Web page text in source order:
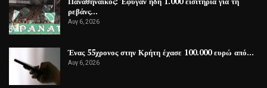
ρεβάνς…
Αυγ 6, 2026
Ένας 55χρονος στην Κρήτη έχασε 100.000 ευρώ από…
Αυγ 6, 2026